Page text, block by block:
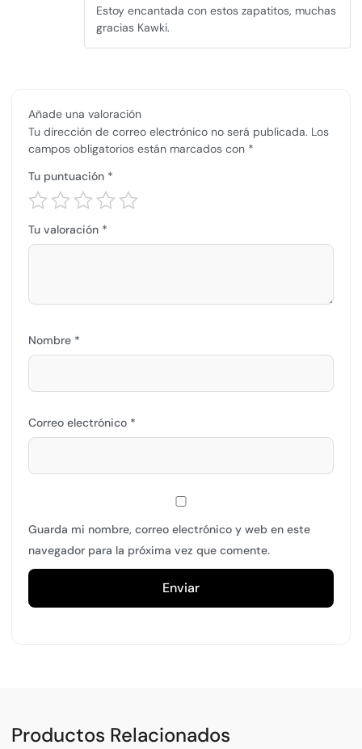
con5de 5
Estoy encantada con estos zapatitos, muchas
gracias Kawki.
Añade una valoración
Tu dirección de correo electrónico no será publicada. Los
campos obligatorios están marcados con *
Tu puntuación *
Tu valoración *
Nombre *
Correo electrónico *
Guarda mi nombre, correo electrónico y web en este
navegador para la próxima vez que comente.
Productos Relacionados